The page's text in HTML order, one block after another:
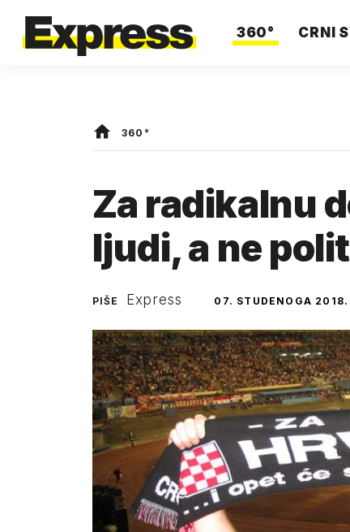
360° CRNI
360°
Za radikalnu
ljudi, a ne
PIŠE Express 07. STUDENOGA 2018.